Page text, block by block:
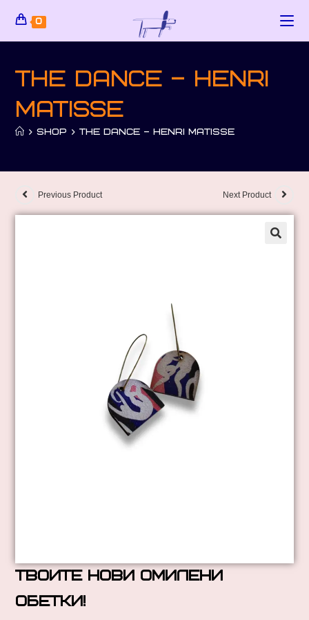
0
The Dance – Henri
Matisse
> SHOP > THE DANCE – HENRI MATISSE
Previous Product Next Product
твоите нови омилени
обетки!